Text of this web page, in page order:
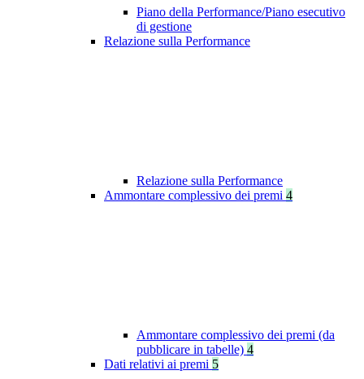
Piano della Performance/Piano esecutivo
di gestione
Relazione sulla Performance
Relazione sulla Performance
Ammontare complessivo dei premi 4
Ammontare complessivo dei premi (da
pubblicare in tabelle) 4
Dati relativi ai premi 5